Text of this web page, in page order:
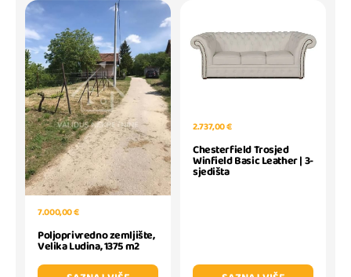
7.000,00 €
Poljoprivredno zemljište,
Velika Ludina, 1375 m2
2.737,00 €
Chesterfield Trosjed
Winfield Basic Leather | 3-
sjedišta